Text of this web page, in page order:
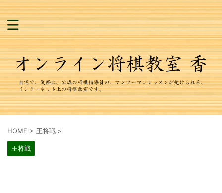
HOME > 王将戦 >
王将戦